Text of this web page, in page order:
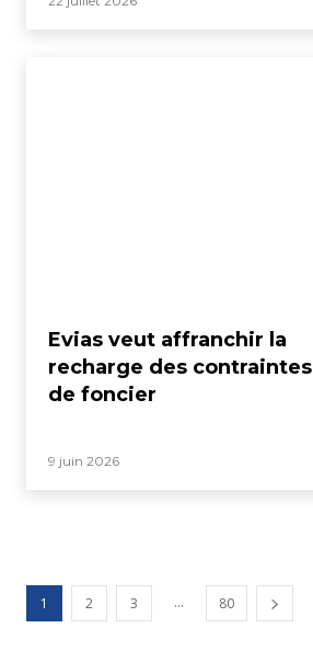
Evias veut affranchir la
recharge des contraintes
de foncier
9 juin 2026
1 2 3 ... 80